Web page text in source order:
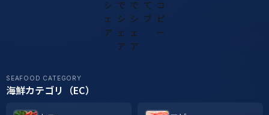
SEAFOOD CATEGORY
海鮮カテゴリ（EC）